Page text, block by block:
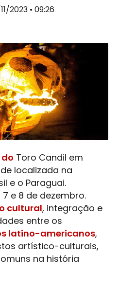
2023 • 09:26
do Toro Candil em
localizada na
e o Paraguai.
e 8 de dezembro.
cultural, integração e
entre os
latino-americanos,
artístico-culturais,
na história